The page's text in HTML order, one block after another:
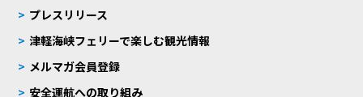
プレスリリース
津軽海峡フェリーで楽しむ観光情報
メルマガ会員登録
安全運航への取り組み